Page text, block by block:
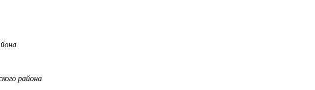
района